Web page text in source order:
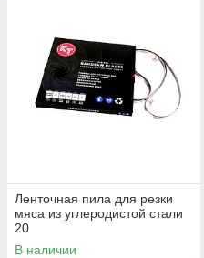
Ленточная пила для резки
мяса из углеродистой стали
20
В наличии